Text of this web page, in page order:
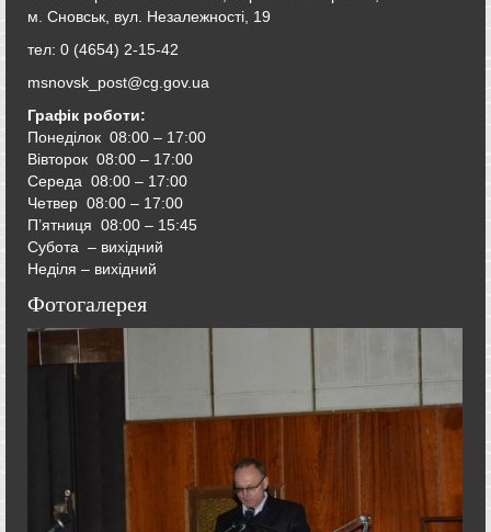
м. Сновськ, вул. Незалежності, 19
тел: 0 (4654) 2-15-42
msnovsk_post@cg.gov.ua
Графік роботи:
Понеділок 08:00 – 17:00
Вівторок 08:00 – 17:00
Середа 08:00 – 17:00
Четвер 08:00 – 17:00
П’ятниця 08:00 – 15:45
Субота – вихідний
Неділя – вихідний
Фотогалерея